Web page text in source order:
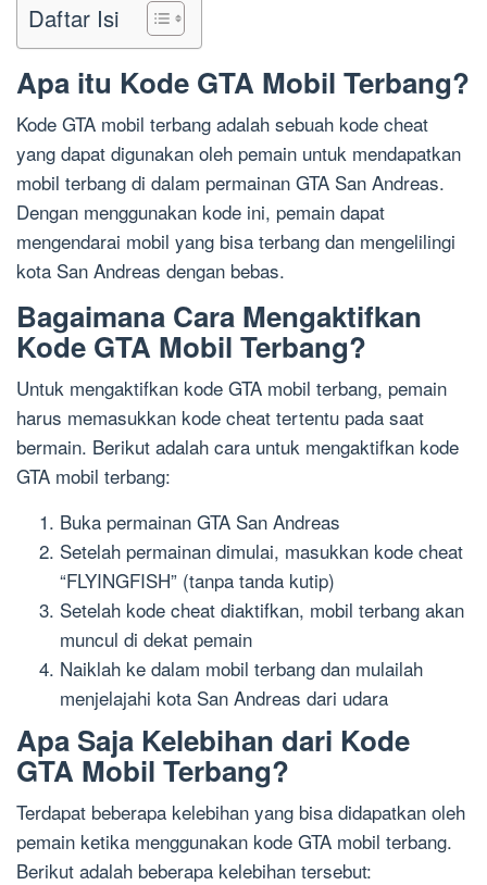
Daftar Isi
Apa itu Kode GTA Mobil Terbang?
Kode GTA mobil terbang adalah sebuah kode cheat
yang dapat digunakan oleh pemain untuk mendapatkan
mobil terbang di dalam permainan GTA San Andreas.
Dengan menggunakan kode ini, pemain dapat
mengendarai mobil yang bisa terbang dan mengelilingi
kota San Andreas dengan bebas.
Bagaimana Cara Mengaktifkan
Kode GTA Mobil Terbang?
Untuk mengaktifkan kode GTA mobil terbang, pemain
harus memasukkan kode cheat tertentu pada saat
bermain. Berikut adalah cara untuk mengaktifkan kode
GTA mobil terbang:
Buka permainan GTA San Andreas
Setelah permainan dimulai, masukkan kode cheat
“FLYINGFISH” (tanpa tanda kutip)
Setelah kode cheat diaktifkan, mobil terbang akan
muncul di dekat pemain
Naiklah ke dalam mobil terbang dan mulailah
menjelajahi kota San Andreas dari udara
Apa Saja Kelebihan dari Kode
GTA Mobil Terbang?
Terdapat beberapa kelebihan yang bisa didapatkan oleh
pemain ketika menggunakan kode GTA mobil terbang.
Berikut adalah beberapa kelebihan tersebut: